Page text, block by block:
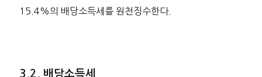
15.4%의 배당소득세를 원천징수한다.
배당소득세